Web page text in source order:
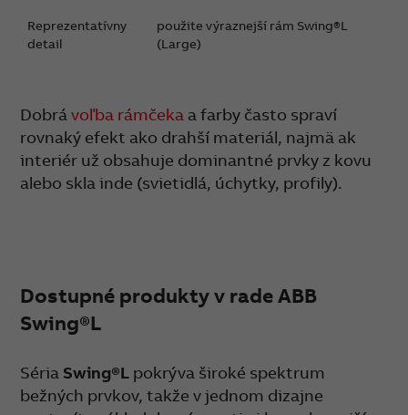
Reprezentatívny
detail
použite výraznejší rám Swing®L
(Large)
Dobrávoľba rámčeka a farby často spraví
rovnaký efekt ako drahší materiál, najmä ak
interiér už obsahuje dominantné prvky z kovu
alebo skla inde (svietidlá, úchytky, profily).
Dostupné produkty v rade ABB
Swing®L
Séria Swing®L pokrýva široké spektrum
bežných prvkov, takže v jednom dizajne